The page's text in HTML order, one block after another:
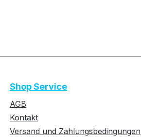
Shop Service
AGB
Kontakt
Versand und Zahlungsbedingungen